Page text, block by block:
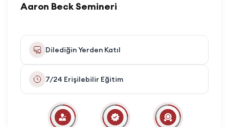
Aaron Beck Semineri
Dilediğin Yerden Katıl
7/24 Erişilebilir Eğitim